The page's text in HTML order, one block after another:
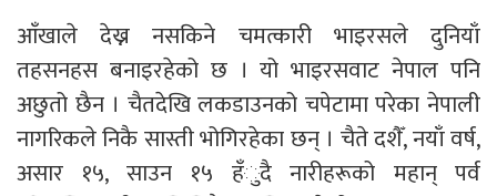
आँखाले देख्न नसकिने चमत्कारी भाइरसले दुनियाँ
तहसनहस बनाइरहेको छ । यो भाइरसवाट नेपाल पनि
अछुतो छैन । चैतदेखि लकडाउनको चपेटामा परेका नेपाली
नागरिकले निकै सास्ती भोगिरहेका छन् । चैते दशैँ, नयाँ वर्ष,
असार १५, साउन १५ हँुदै नारीहरूको महान् पर्व